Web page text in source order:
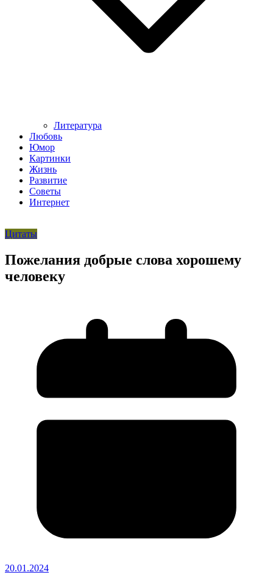
Литература
Любовь
Юмор
Картинки
Жизнь
Развитие
Советы
Интернет
Цитаты
Пожелания добрые слова хорошему
человеку
20.01.2024